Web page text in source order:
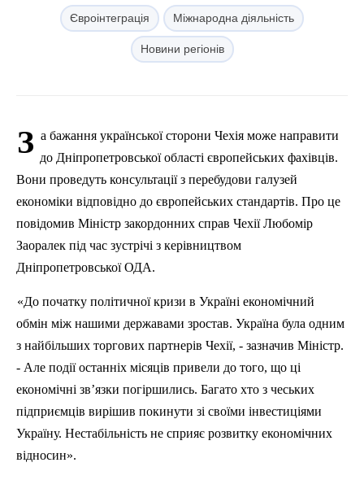
Євроінтеграція Міжнародна діяльність
Новини регіонів
З а бажання української сторони Чехія може направити
до Дніпропетровської області європейських фахівців.
Вони проведуть консультації з перебудови галузей
економіки відповідно до європейських стандартів. Про це
повідомив Міністр закордонних справ Чехії Любомір
Заоралек під час зустрічі з керівництвом
Дніпропетровської ОДА.
«До початку політичної кризи в Україні економічний
обмін між нашими державами зростав. Україна була одним
з найбільших торгових партнерів Чехії, - зазначив Міністр.
- Але події останніх місяців привели до того, що ці
економічні зв’язки погіршились. Багато хто з чеських
підприємців вирішив покинути зі своїми інвестиціями
Україну. Нестабільність не сприяє розвитку економічних
відносин».